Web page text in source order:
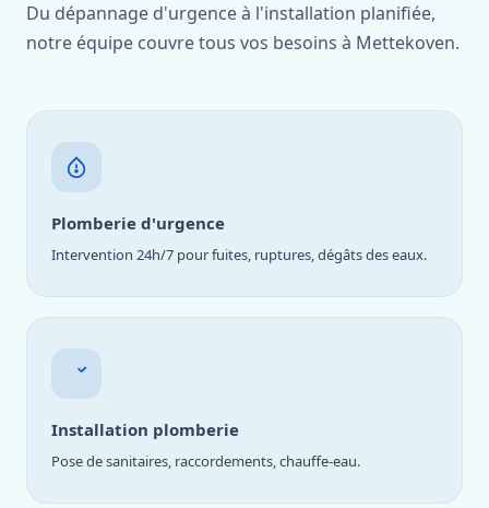
Du dépannage d'urgence à l'installation planifiée,
notre équipe couvre tous vos besoins à Mettekoven.
Plomberie d'urgence
Intervention 24h/7 pour fuites, ruptures, dégâts des eaux.
Installation plomberie
Pose de sanitaires, raccordements, chauffe-eau.